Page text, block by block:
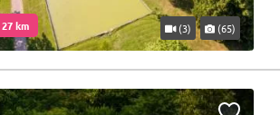
km (3) (65)